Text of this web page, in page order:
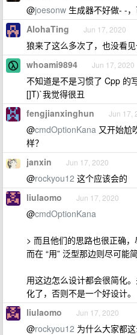
@joesonw 生成器不好做- -
AlohaTing Jun 17, 2020
狼来了这么多次了，也没看
whoami9894 Jun 17, 2020
不知道是不是习惯了 Cpp 的
[]T)`我觉得很丑
fengjianxinghun Jun 17,
@cmdOptionKana 又开始尬
样？
janxin Jun 17, 2020
@rockyou12 这个应该会的
liulaomo Jun 17, 2020
@cmdOptionKana
> 而且他们的思路也很正确，
而在 “用” 泛型那边则尽可能
用这边怎么设计都会很简化
化了，否则不是一个好设计。
liulaomo Jun 17, 2020
@rockyou12 为什么大家都